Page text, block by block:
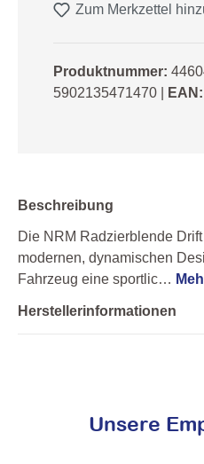
Zum Merkzettel
Produktnummer:
5902135471470
EAN:
Beschreibung
Die NRM Radzierblende
modernen, dynamischen
Fahrzeug eine sportlic…
Herstellerinformationen
Unsere